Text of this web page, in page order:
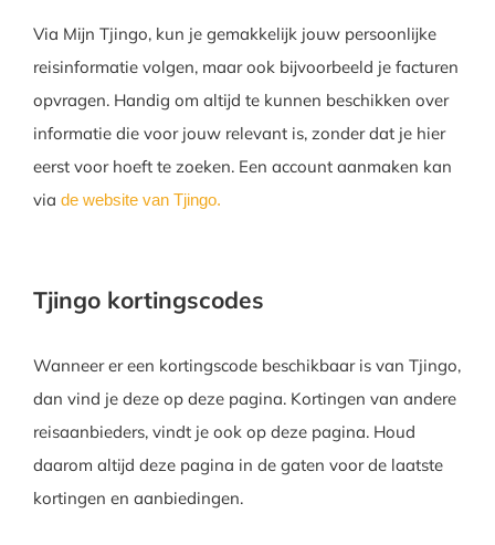
Via Mijn Tjingo, kun je gemakkelijk jouw persoonlijke
reisinformatie volgen, maar ook bijvoorbeeld je facturen
opvragen. Handig om altijd te kunnen beschikken over
informatie die voor jouw relevant is, zonder dat je hier
eerst voor hoeft te zoeken. Een account aanmaken kan
via de website van Tjingo.
Tjingo kortingscodes
Wanneer er een kortingscode beschikbaar is van Tjingo,
dan vind je deze op deze pagina. Kortingen van andere
reisaanbieders, vindt je ook op deze pagina. Houd
daarom altijd deze pagina in de gaten voor de laatste
kortingen en aanbiedingen.